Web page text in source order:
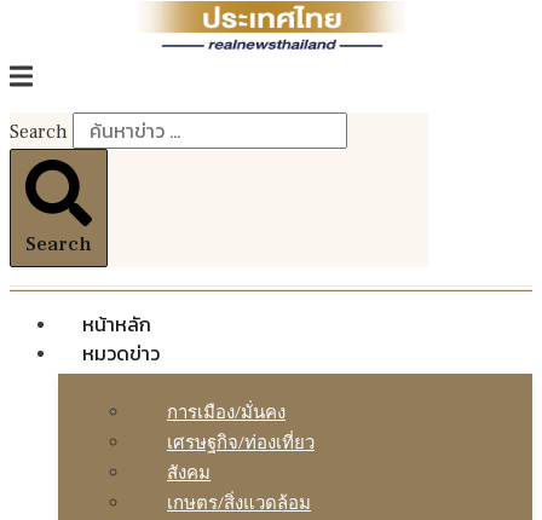
Search
Search
หน้าหลัก
หมวดข่าว
การเมือง/มั่นคง
เศรษฐกิจ/ท่องเที่ยว
สังคม
เกษตร/สิ่งแวดล้อม